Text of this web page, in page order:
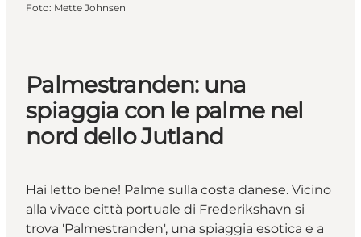
Foto: Mette Johnsen
Palmestranden: una
spiaggia con le palme nel
nord dello Jutland
Hai letto bene! Palme sulla costa danese. Vicino
alla vivace città portuale di Frederikshavn si
trova 'Palmestranden', una spiaggia esotica e a